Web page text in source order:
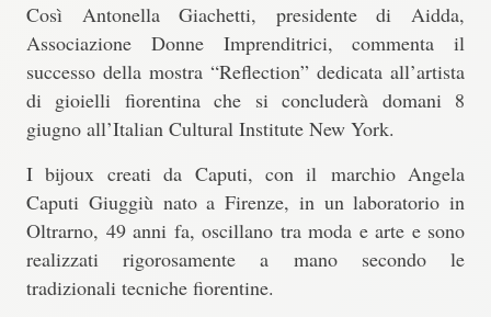
Così Antonella Giachetti, presidente di Aidda,
Associazione Donne Imprenditrici, commenta il
successo della mostra “Reflection” dedicata all’artista
di gioielli fiorentina che si concluderà domani 8
giugno all’Italian Cultural Institute New York.
I bijoux creati da Caputi, con il marchio Angela
Caputi Giuggiù nato a Firenze, in un laboratorio in
Oltrarno, 49 anni fa, oscillano tra moda e arte e sono
realizzati rigorosamente a mano secondo le
tradizionali tecniche fiorentine.